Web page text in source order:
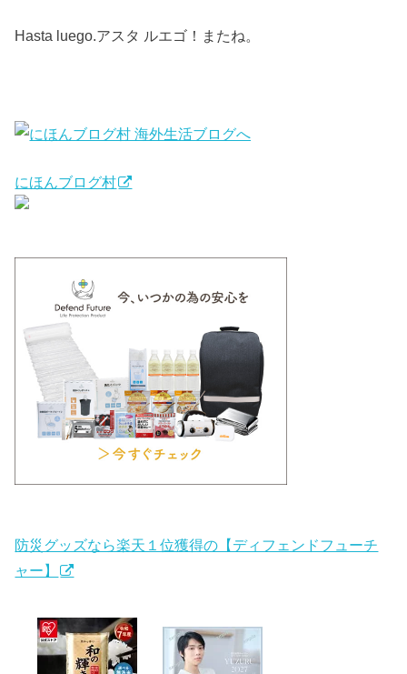
Hasta luego.アスタ ルエゴ！またね。
にほんブログ村
防災グッズなら楽天１位獲得の【ディフェンドフューチ
ャー】